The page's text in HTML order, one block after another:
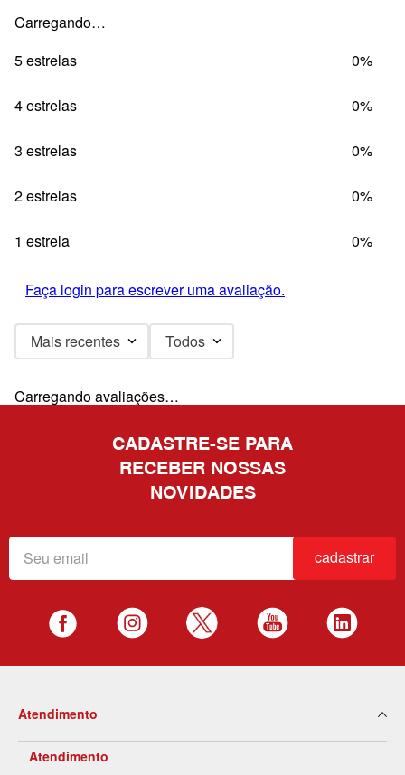
Carregando…
5 estrelas
0%
4 estrelas 0%
3 estrelas 0%
2 estrelas 0%
1 estrela 0%
Faça login para escrever uma avaliação.
Mais recentes Todos
Carregando avaliações…
CADASTRE-SE PARA
RECEBER NOSSAS
NOVIDADES
cadastrar
Atendimento
Atendimento